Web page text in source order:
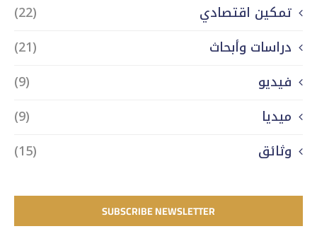
تمكين اقتصادي
(22)
دراسات وأبحاث
(21)
فيديو
(9)
ميديا
(9)
وثائق
(15)
SUBSCRIBE NEWSLETTER